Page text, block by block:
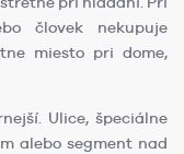
človek nekupuje
miesto pri dome,
Ulice, špeciálne
alebo segment nad